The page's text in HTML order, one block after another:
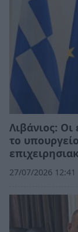
Λιβάνιος:
το
27/07/2026 12:41